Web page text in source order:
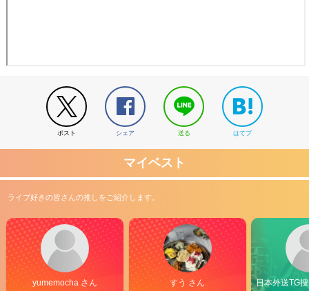
ポスト シェア 送る はてブ
マイベスト
ライブ好きの皆さんの推しをご紹介します。
yumemocha さん すう さん 日本外送TG